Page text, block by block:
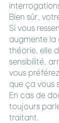
Bien sûr,
Si vous
augmente la
théorie, elle
sensibilité,
vous
que ça vous
En cas de
toujours
traitant.